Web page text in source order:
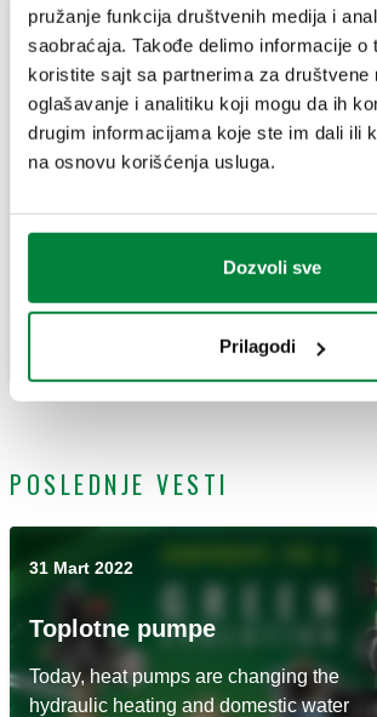
pružanje funkcija društvenih medija i
saobraćaja. Takođe delimo informacije o
koristite sajt sa partnerima za društvene
oglašavanje i analitiku koji mogu da ih
drugim informacijama koje ste im dali ili
na osnovu korišćenja usluga.
Dozvoli sve
Prilagodi
Prodajna mesta
POSLEDNJE VESTI
31 Mart 2022
Toplotne pumpe
Today, heat pumps are changing the
hydraulic heating and domestic water